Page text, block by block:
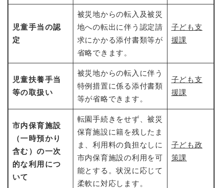
く
ひ
く
ー
を
ひ
ら
く
児童手当の認
定
被災地からの転入及被災
地への転出に伴う認定請
求にかかる添付書類等が
省略できます。
子ども支
援課
児童扶養手当
等の取扱い
被災地からの転入に伴う
特例措置に係る添付書類
等が省略できます。
子ども支
援課
市内保育施設
（一時預かり
含む）の一次
的な利用につ
いて
転園手続きをせず、被災
保育施設に籍を残したま
ま、利用料の負担なしに
市内保育施設の利用を可
能とする。状況に応じて
柔軟に対応します。
子ども政
策課